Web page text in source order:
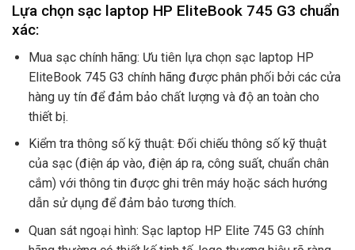
Lựa chọn sạc laptop HP EliteBook 745 G3 chuẩn
xác:
Mua sạc chính hãng: Ưu tiên lựa chọn sạc laptop HP
EliteBook 745 G3 chính hãng được phân phối bởi các cửa
hàng uy tín để đảm bảo chất lượng và độ an toàn cho
thiết bị.
Kiểm tra thông số kỹ thuật: Đối chiếu thông số kỹ thuật
của sạc (điện áp vào, điện áp ra, công suất, chuẩn chân
cắm) với thông tin được ghi trên máy hoặc sách hướng
dẫn sử dụng để đảm bảo tương thích.
Quan sát ngoại hình: Sạc laptop HP Elite 745 G3 chính